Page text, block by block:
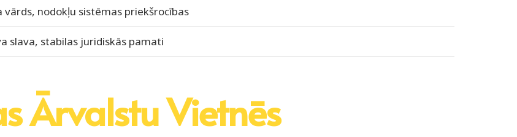
vārds, nodokļu sistēmas priekšrocības
slava, stabilas juridiskās pamati
Ārvalstu Vietnēs